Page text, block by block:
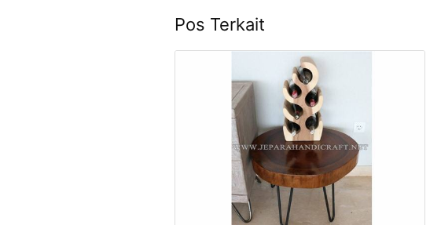
Pos Terkait